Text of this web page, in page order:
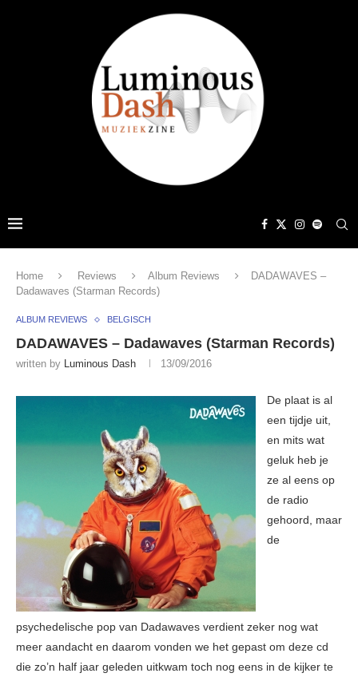
Home Reviews Album Reviews
DADAWAVES –
Dadawaves (Starman Records)
ALBUM REVIEWS BELGISCH
DADAWAVES – Dadawaves (Starman Records)
written by Luminous Dash 13/09/2016
De plaat is al
een tijdje uit,
en mits wat
geluk heb je
ze al eens op
de radio
gehoord, maar
de
psychedelische pop van Dadawaves verdient zeker nog wat
meer aandacht en daarom vonden we het gepast om deze cd
die zo’n half jaar geleden uitkwam toch nog eens in de kijker te